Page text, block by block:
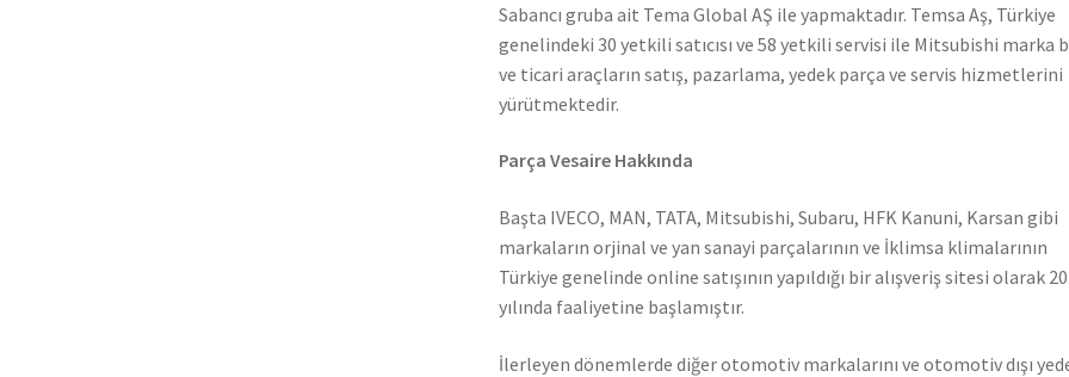
Sabancı gruba ait Tema Global AŞ ile yapmaktadır. Temsa Aş, Türkiye
genelindeki 30 yetkili satıcısı ve 58 yetkili servisi ile Mitsubishi marka
ve ticari araçların satış, pazarlama, yedek parça ve servis hizmetlerini
yürütmektedir.
Parça Vesaire Hakkında
Başta IVECO, MAN, TATA, Mitsubishi, Subaru, HFK Kanuni, Karsan gibi
markaların orjinal ve yan sanayi parçalarının ve İklimsa klimalarının
Türkiye genelinde online satışının yapıldığı bir alışveriş sitesi olarak
yılında faaliyetine başlamıştır.
İlerleyen dönemlerde diğer otomotiv markalarını ve otomotiv dışı